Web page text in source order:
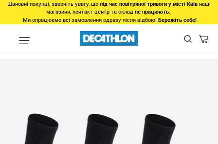
Шановні покупці, зверніть увагу, що під час повітряної тривоги у місті Київ наші
магазини, контакт-центр та склад не працюють.
Ми опрацюємо всі замовлення одразу після відбою! Бережіть себе!
Регіон Жінкам у Львові Одяг у Львові Нижня білизна у